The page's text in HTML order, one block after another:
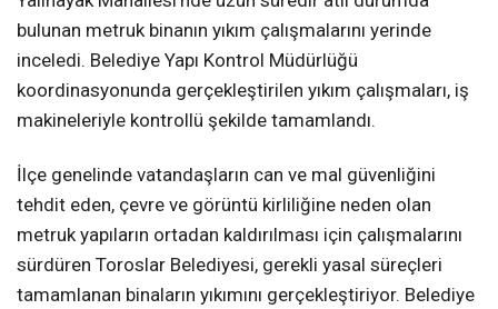
bulunan metruk binanın yıkım çalışmalarını yerinde
inceledi. Belediye Yapı Kontrol Müdürlüğü
koordinasyonunda gerçekleştirilen yıkım çalışmaları, iş
makineleriyle kontrollü şekilde tamamlandı.
İlçe genelinde vatandaşların can ve mal güvenliğini
tehdit eden, çevre ve görüntü kirliliğine neden olan
metruk yapıların ortadan kaldırılması için çalışmalarını
sürdüren Toroslar Belediyesi, gerekli yasal süreçleri
tamamlanan binaların yıkımını gerçekleştiriyor. Belediye